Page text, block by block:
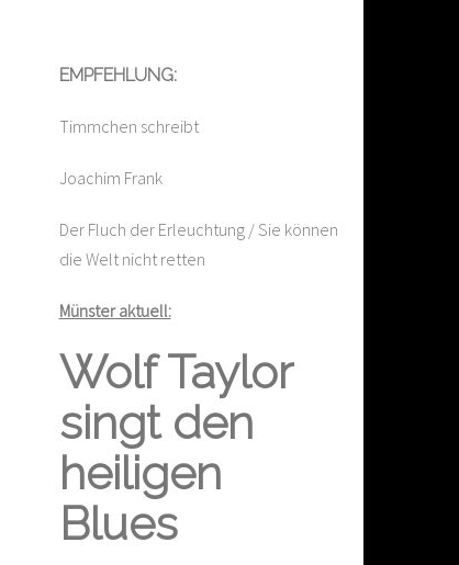
EMPFEHLUNG:
Timmchen schreibt
Joachim Frank
Der Fluch der Erleuchtung / Sie können
die Welt nicht retten
Münster aktuell:
Wolf Taylor
singt den
heiligen
Blues